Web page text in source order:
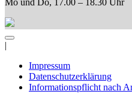
Mo und Do, 17.00 – 18.30 Uhr
|
Impressum
Datenschutzerklärung
Informationspflicht nach